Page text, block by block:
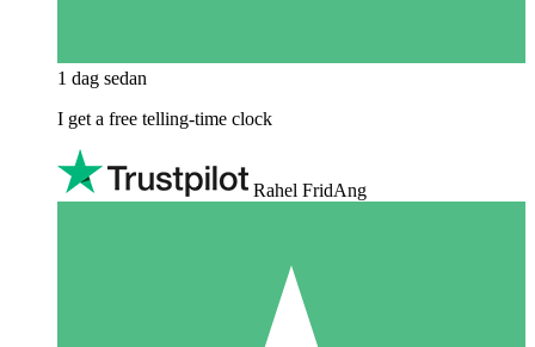
1 dag sedan
I get a free telling-time clock
Rahel FridAng